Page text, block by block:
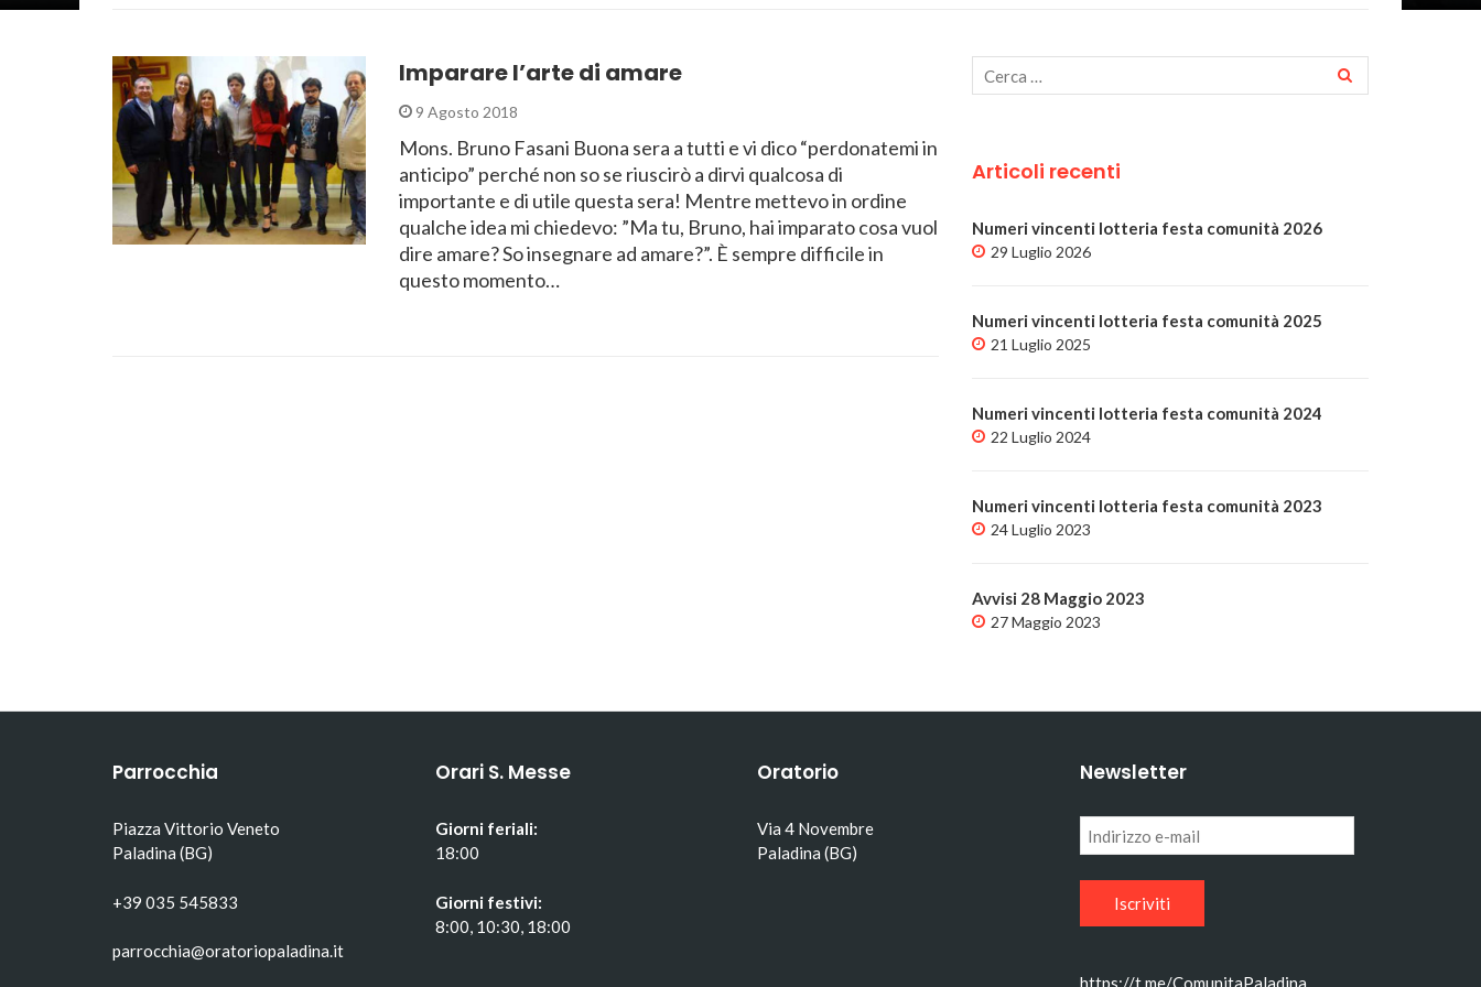
Imparare l’arte di amare
9 Agosto 2018
Mons. Bruno Fasani Buona sera a tutti e vi dico “perdonatemi in
anticipo” perché non so se riuscirò a dirvi qualcosa di
importante e di utile questa sera! Mentre mettevo in ordine
qualche idea mi chiedevo: ”Ma tu, Bruno, hai imparato cosa vuol
dire amare? So insegnare ad amare?”. È sempre difficile in
questo momento…
Articoli recenti
Numeri vincenti lotteria festa comunità 2026
29 Luglio 2026
Numeri vincenti lotteria festa comunità 2025
21 Luglio 2025
Numeri vincenti lotteria festa comunità 2024
22 Luglio 2024
Numeri vincenti lotteria festa comunità 2023
24 Luglio 2023
Avvisi 28 Maggio 2023
27 Maggio 2023
Parrocchia
Piazza Vittorio Veneto
Paladina (BG)
+39 035 545833
parrocchia@oratoriopaladina.it
Orari S. Messe
Giorni feriali:
18:00
Giorni festivi:
8:00, 10:30, 18:00
Oratorio
Via 4 Novembre
Paladina (BG)
Newsletter
Indirizzo
e-
mail
https://t.me/ComunitaPaladina